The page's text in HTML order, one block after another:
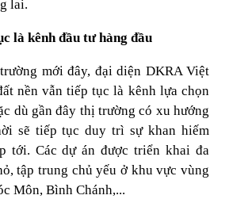
lai.
là kênh đầu tư hàng đầu
mới đây, đại diện DKRA Việt
nền vẫn tiếp tục là kênh lựa chọn
dù gần đây thị trường có xu hướng
sẽ tiếp tục duy trì sự khan hiếm
tới. Các dự án được triển khai đa
tập trung chủ yếu ở khu vực vùng
Môn, Bình Chánh,...